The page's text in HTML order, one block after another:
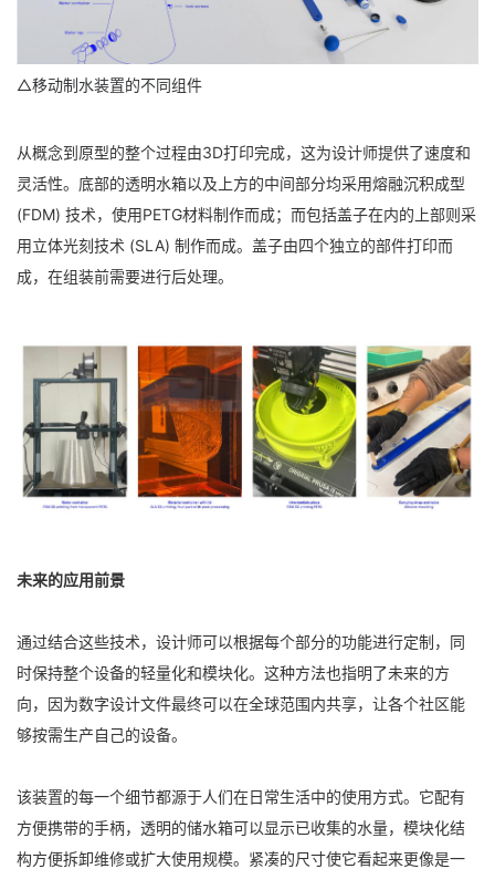
△移动制水装置的不同组件
从概念到原型的整个过程由3D打印完成，这为设计师提供了速度和
灵活性。底部的透明水箱以及上方的中间部分均采用熔融沉积成型
(FDM) 技术，使用PETG材料制作而成；而包括盖子在内的上部则采
用立体光刻技术 (SLA) 制作而成。盖子由四个独立的部件打印而
成，在组装前需要进行后处理。
未来的应用前景
通过结合这些技术，设计师可以根据每个部分的功能进行定制，同
时保持整个设备的轻量化和模块化。这种方法也指明了未来的方
向，因为数字设计文件最终可以在全球范围内共享，让各个社区能
够按需生产自己的设备。
该装置的每一个细节都源于人们在日常生活中的使用方式。它配有
方便携带的手柄，透明的储水箱可以显示已收集的水量，模块化结
构方便拆卸维修或扩大使用规模。紧凑的尺寸使它看起来更像是一